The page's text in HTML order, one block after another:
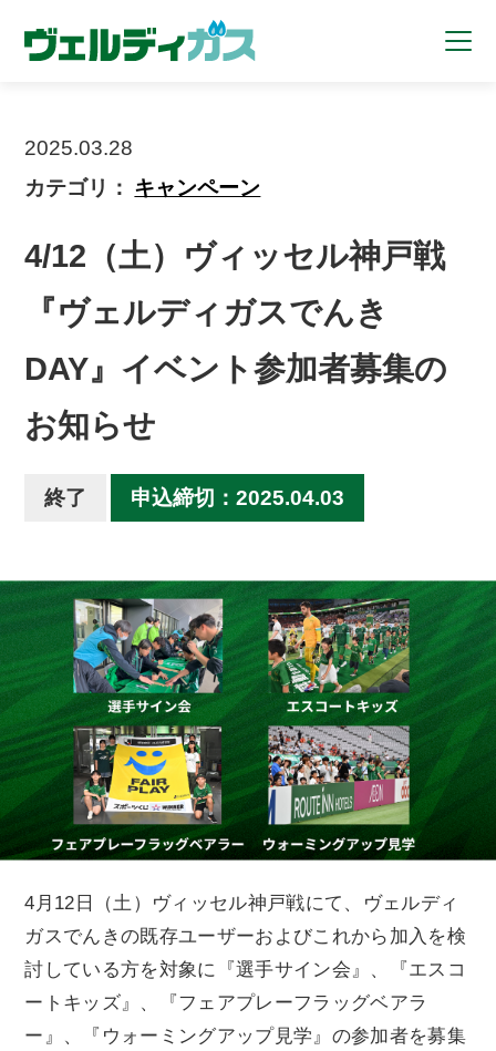
2025.03.28
カテゴリ： キャンペーン
4/12（土）ヴィッセル神戸戦
『ヴェルディガスでんき
DAY』イベント参加者募集の
お知らせ
終了 申込締切：2025.04.03
4月12日（土）ヴィッセル神戸戦にて、ヴェルディ
ガスでんきの既存ユーザーおよびこれから加入を検
討している方を対象に『選手サイン会』、『エスコ
ートキッズ』、『フェアプレーフラッグベアラ
ー』、『ウォーミングアップ見学』の参加者を募集